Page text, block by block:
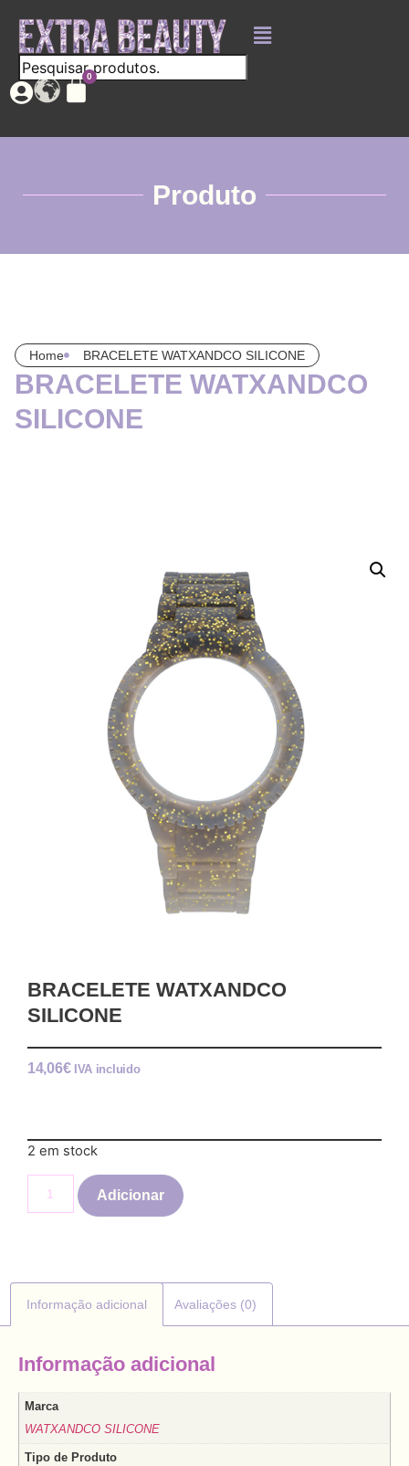
Produto
Home BRACELETE WATXANDCO SILICONE
BRACELETE WATXANDCO
SILICONE
BRACELETE WATXANDCO
SILICONE
14,06€ IVA incluido
2 em stock
Adicionar
Informação adicional Avaliações (0)
Informação adicional
Marca
WATXANDCO SILICONE
Tipo de Produto